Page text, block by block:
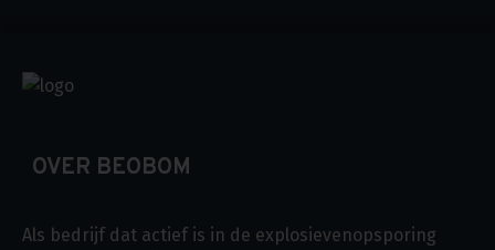
OVER BEOBOM
Als bedrijf dat actief is in de explosievenopsporing